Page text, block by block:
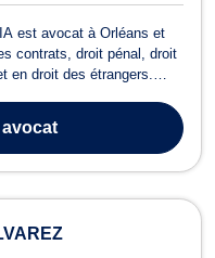
est avocat à Orléans et
contrats, droit pénal, droit
en droit des étrangers.
ou contentieux, de la